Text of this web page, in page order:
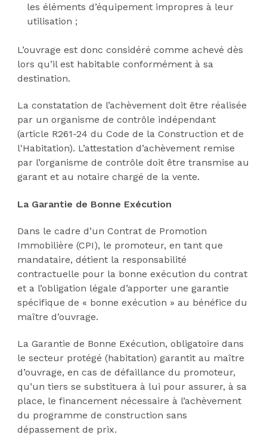
les éléments d’équipement impropres à leur
utilisation ;
L’ouvrage est donc considéré comme achevé dès
lors qu’il est habitable conformément à sa
destination.
La constatation de l’achèvement doit être réalisée
par un organisme de contrôle indépendant
(article R261-24 du Code de la Construction et de
l'Habitation). L’attestation d’achèvement remise
par l’organisme de contrôle doit être transmise au
garant et au notaire chargé de la vente.
La Garantie de Bonne Exécution
Dans le cadre d’un Contrat de Promotion
Immobilière (CPI), le promoteur, en tant que
mandataire, détient la responsabilité
contractuelle pour la bonne exécution du contrat
et a l’obligation légale d’apporter une garantie
spécifique de « bonne exécution » au bénéfice du
maître d’ouvrage.
La Garantie de Bonne Exécution, obligatoire dans
le secteur protégé (habitation) garantit au maître
d’ouvrage, en cas de défaillance du promoteur,
qu’un tiers se substituera à lui pour assurer, à sa
place, le financement nécessaire à l’achèvement
du programme de construction sans
dépassement de prix.